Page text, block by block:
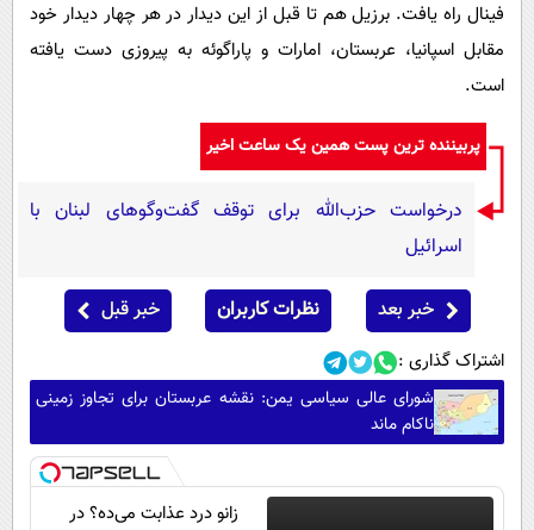
فینال راه یافت. برزیل هم تا قبل از این دیدار در هر چهار دیدار خود
مقابل اسپانیا، عربستان، امارات و پاراگوئه به پیروزی دست یافته
است.
پربیننده ترین پست همین یک ساعت اخیر
درخواست حزب‌الله برای توقف گفت‌وگوهای لبنان با
اسرائیل
خبر بعد نظرات کاربران خبر قبل
اشتراک گذاری :
شورای عالی سیاسی یمن: نقشه عربستان برای تجاوز زمینی
ناکام ماند
زانو درد عذابت می‌ده؟ در